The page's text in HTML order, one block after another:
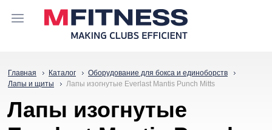
Главная Каталог
Оборудование для бокса и единоборств
Лапы и щиты
Лапы изогнутые Everlast Mantis Punch Mitts
Лапы изогнутые